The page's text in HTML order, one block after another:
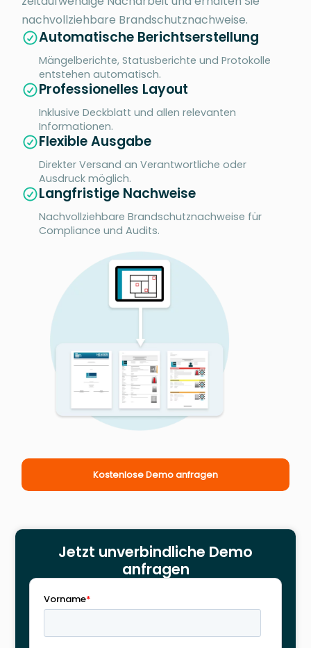
nachvollziehbare Brandschutznachweise.
Automatische Berichtserstellung
Mängelberichte, Statusberichte und Protokolle
entstehen automatisch.
Professionelles Layout
Inklusive Deckblatt und allen relevanten
Informationen.
Flexible Ausgabe
Direkter Versand an Verantwortliche oder
Ausdruck möglich.
Langfristige Nachweise
Nachvollziehbare Brandschutznachweise für
Compliance und Audits.
Kostenlose Demo anfragen
Jetzt unverbindliche Demo
anfragen